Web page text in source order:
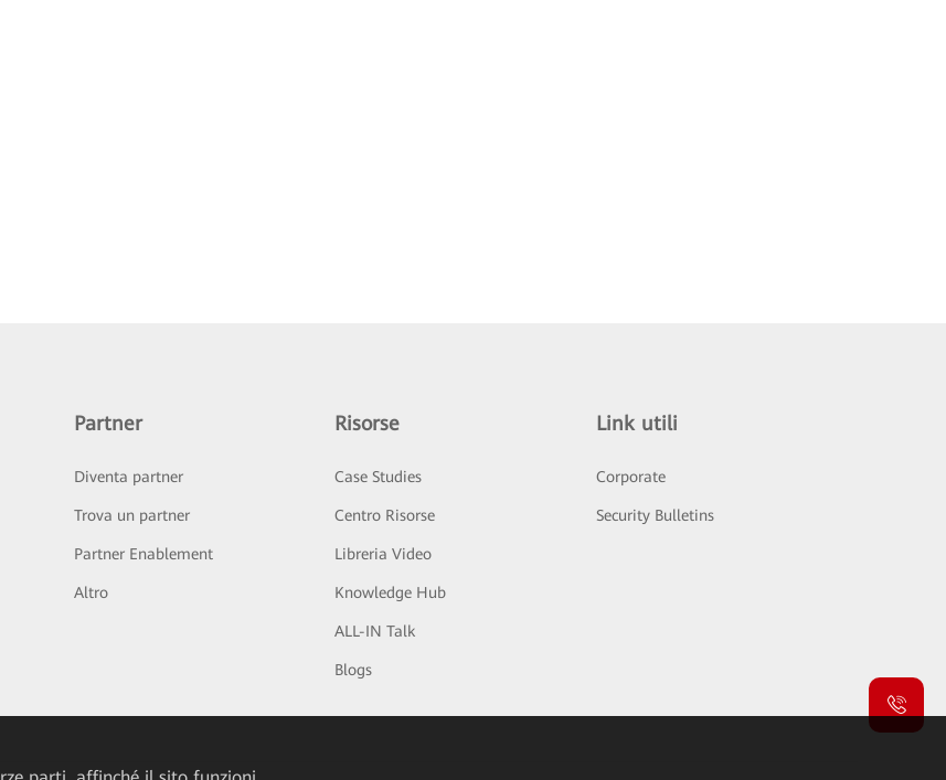
Partner
Diventa partner
Trova un partner
Partner Enablement
Altro
Risorse
Case Studies
Centro Risorse
Libreria Video
Knowledge Hub
ALL-IN Talk
Blogs
Link utili
Corporate
Security Bulletins